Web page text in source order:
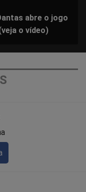
abre o jogo
o vídeo)